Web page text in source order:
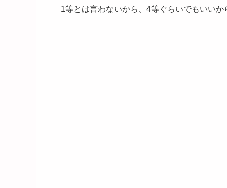
1等とは言わないから、4等ぐらいでもいい